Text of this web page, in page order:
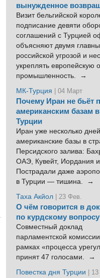
вынужденное
Визит бельгийской
подписание девяти
соглашений с Турцией
объясняют двумя
российской угрозой и
укреплять европейскую
промышленность. →
МК-Турция
| 04 Март
Почему Иран не бьёт
американским базам в
Турции
Иран уже несколько
американские базы в
Персидского залива:
ОАЭ, Кувейт, Иордания и
Пострадали даже
в Турции — тишина. →
Таха Акйол | 23 Фев.
О чём говорится в
по курдскому
Совместный доклад
парламентской
рамках «процесса
принят 47 голосами. →
Повестка дня Турции
|